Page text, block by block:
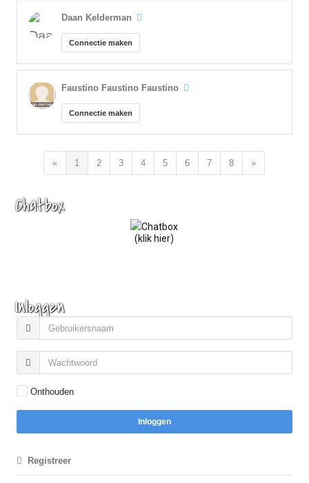
Daan Kelderman
Connectie maken
Faustino Faustino Faustino
Connectie maken
« 1 2 3 4 5 6 7 8 »
Chatbox
(klik hier)
Inloggen
Onthouden
Inloggen
Registreer